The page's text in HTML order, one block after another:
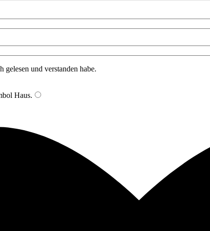
gelesen und verstanden habe.
Haus.